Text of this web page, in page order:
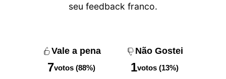
seu feedback franco.
Vale a pena
7votos (88%)
Não Gostei
1votos (13%)